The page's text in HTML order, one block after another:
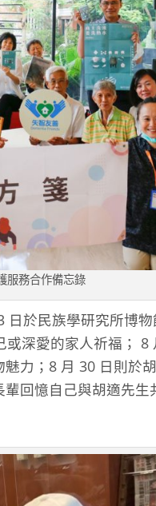
服務合作備忘錄
於民族學研究所博
深愛的家人祈福； 8
力；8 月 30 日則於
回憶自己與胡適先生